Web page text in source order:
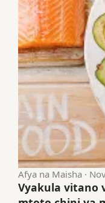
Afya na Maisha ·
Vyakula vitano